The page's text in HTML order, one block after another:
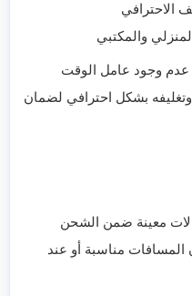
الاحترافي
والمكتبي
عدم وجود عامل الوقت
وتغليفه بشكل احترافي لضمان
معينة ضمن الشحن
المسافات مناسبة أو عند